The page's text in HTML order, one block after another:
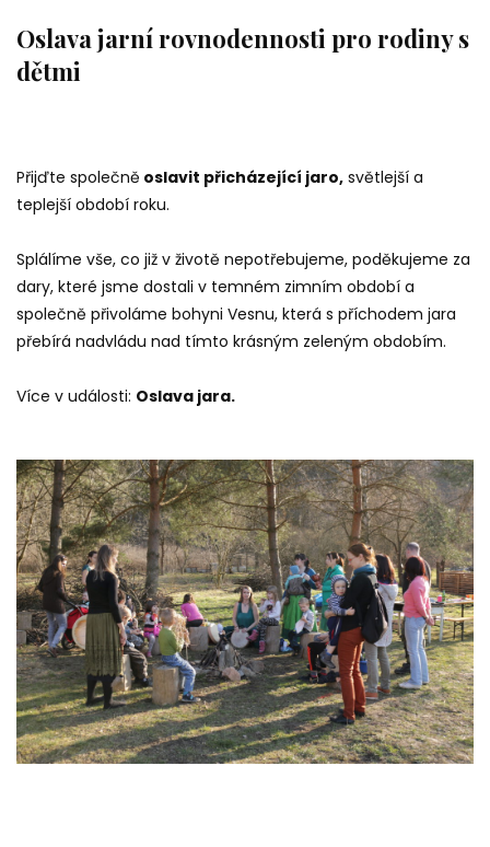
Oslava jarní rovnodennosti pro rodiny s
dětmi
Přijďte společně oslavit přicházející jaro, světlejší a
teplejší období roku.
Splálíme vše, co již v životě nepotřebujeme, poděkujeme za
dary, které jsme dostali v temném zimním období a
společně přivoláme bohyni Vesnu, která s příchodem jara
přebírá nadvládu nad tímto krásným zeleným obdobím.
Více v události: Oslava jara.